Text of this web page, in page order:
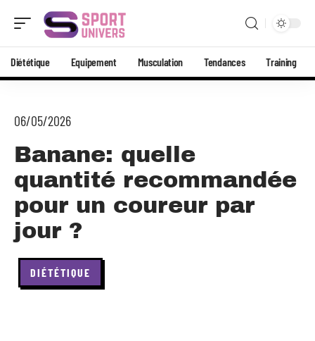
Diététique Equipement Musculation Tendances Training
06/05/2026
Banane: quelle
quantité recommandée
pour un coureur par
jour ?
DIÉTÉTIQUE